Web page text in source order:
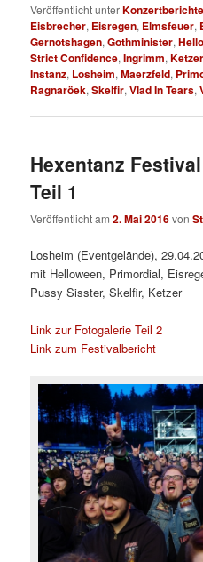
Veröffentlicht unterKonzertberichte
Eisbrecher, Eisregen, Elmsfeuer,
Gernotshagen,Gothminister,
Strict Confidence,Ingrimm,Ketzer
Instanz, Losheim,Maerzfeld,
Ragnaröek,Skelfir,Vlad In Tears,
Hexentanz
Teil 1
Veröffentlicht am2. Mai 2016von
Losheim (Eventgelände),
mit Helloween, Primordial,
Pussy Sisster, Skelfir, Ketzer
Link zur Fotogalerie Teil 2
Link zum Festivalbericht